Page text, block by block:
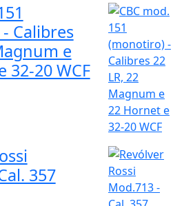
Calibres
e
32-20 WCF
357